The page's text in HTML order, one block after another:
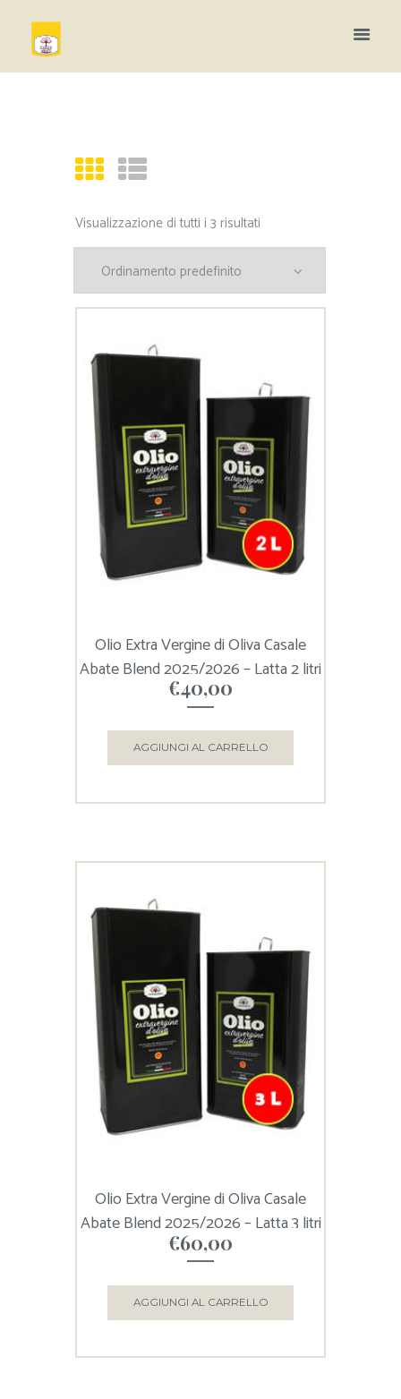
Visualizzazione di tutti i 3 risultati
Olio Extra Vergine di Oliva Casale
Abate Blend 2025/2026 – Latta 2 litri
€40,00
AGGIUNGI AL CARRELLO
Olio Extra Vergine di Oliva Casale
Abate Blend 2025/2026 – Latta 3 litri
€60,00
AGGIUNGI AL CARRELLO